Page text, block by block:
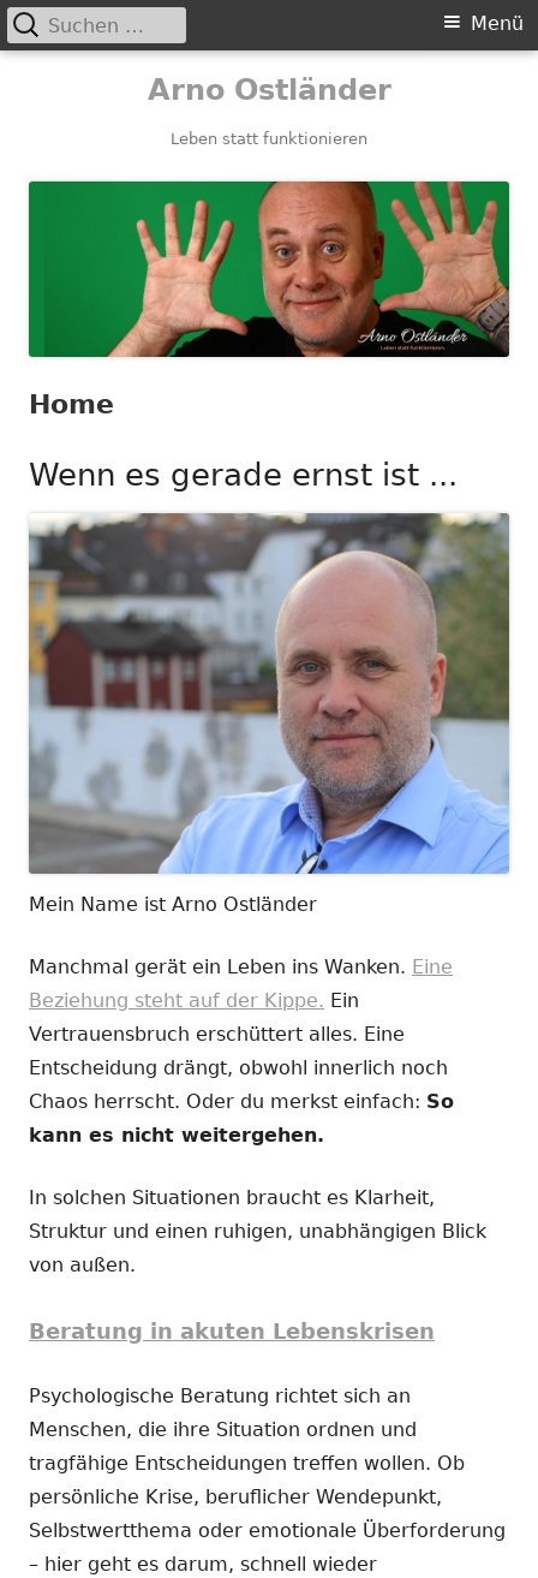
Arno Ostländer
Leben statt funktionieren
Primäres
Menü
Suchen
nach:
Home
Wenn es gerade ernst ist ...
Mein Name ist Arno Ostländer
Manchmal gerät ein Leben ins Wanken. Eine
Beziehung steht auf der Kippe. Ein
Vertrauensbruch erschüttert alles. Eine
Entscheidung drängt, obwohl innerlich noch
Chaos herrscht. Oder du merkst einfach: So
kann es nicht weitergehen.
In solchen Situationen braucht es Klarheit,
Struktur und einen ruhigen, unabhängigen Blick
von außen.
Beratung in akuten Lebenskrisen
Psychologische Beratung richtet sich an
Menschen, die ihre Situation ordnen und
tragfähige Entscheidungen treffen wollen. Ob
persönliche Krise, beruflicher Wendepunkt,
Selbstwertthema oder emotionale Überforderung
– hier geht es darum, schnell wieder